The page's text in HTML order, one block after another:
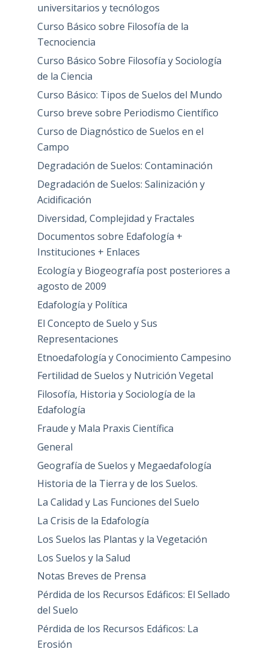
universitarios y tecnólogos
Curso Básico sobre Filosofía de la
Tecnociencia
Curso Básico Sobre Filosofía y Sociología
de la Ciencia
Curso Básico: Tipos de Suelos del Mundo
Curso breve sobre Periodismo Científico
Curso de Diagnóstico de Suelos en el
Campo
Degradación de Suelos: Contaminación
Degradación de Suelos: Salinización y
Acidificación
Diversidad, Complejidad y Fractales
Documentos sobre Edafología +
Instituciones + Enlaces
Ecología y Biogeografía post posteriores a
agosto de 2009
Edafología y Política
El Concepto de Suelo y Sus
Representaciones
Etnoedafología y Conocimiento Campesino
Fertilidad de Suelos y Nutrición Vegetal
Filosofía, Historia y Sociología de la
Edafología
Fraude y Mala Praxis Científica
General
Geografía de Suelos y Megaedafología
Historia de la Tierra y de los Suelos.
La Calidad y Las Funciones del Suelo
La Crisis de la Edafología
Los Suelos las Plantas y la Vegetación
Los Suelos y la Salud
Notas Breves de Prensa
Pérdida de los Recursos Edáficos: El Sellado
del Suelo
Pérdida de los Recursos Edáficos: La
Erosión